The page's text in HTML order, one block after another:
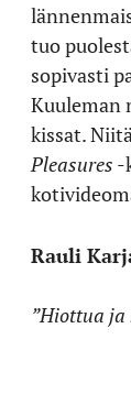
tuo
sopivasti
Kuuleman
kissat.
Pleasures -
Rauli
”Hiottua